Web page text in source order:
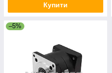
Купити
–5%